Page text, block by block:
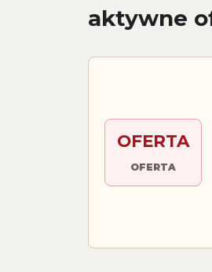
aktywne
OFERTA
OFERTA